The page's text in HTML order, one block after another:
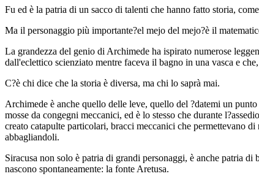
Fu ed è la patria di un sacco di talenti che hanno fatto storia,
Ma il personaggio più importante?el mejo del mejo?è il
La grandezza del genio di Archimede ha ispirato numerose
dall'eclettico scienziato mentre faceva il bagno in una vasca e
C?è chi dice che la storia è diversa, ma chi lo saprà mai.
Archimede è anche quello delle leve, quello del ?datemi un
mosse da congegni meccanici, ed è lo stesso che durante
creato catapulte particolari, bracci meccanici che permettevano
abbagliandoli.
Siracusa non solo è patria di grandi personaggi, è anche patria
nascono spontaneamente: la fonte Aretusa.